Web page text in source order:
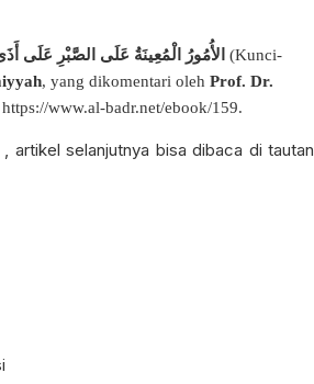
الأُمُورُ الْمُعِينَةُ عَلَى الصَّبْرِ عَلَى (Kunci-
, yang dikomentari oleh Prof. Dr.
https://www.al-badr.net/ebook/159.
artikel selanjutnya bisa dibaca di tautan